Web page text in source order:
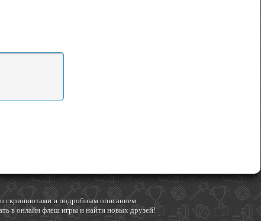
скриншотами и подробным описанием
в онлайн флеш игры и найти новых друзей!